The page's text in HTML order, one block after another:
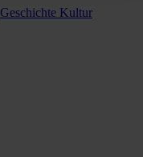
Geschichte Kultur